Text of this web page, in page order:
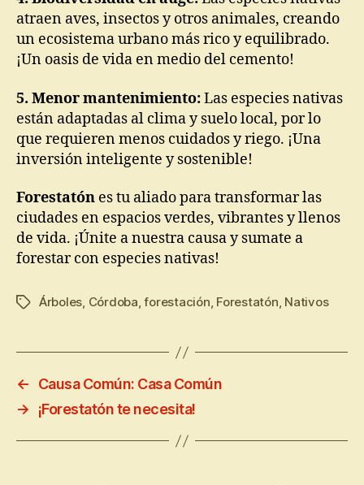
atraen aves, insectos y otros animales, creando
un ecosistema urbano más rico y equilibrado.
¡Un oasis de vida en medio del cemento!
5. Menor mantenimiento:Las especies nativas
están adaptadas al clima y suelo local, por lo
que requieren menos cuidados y riego. ¡Una
inversión inteligente y sostenible!
Forestatón es tu aliado para transformar las
ciudades en espacios verdes, vibrantes y llenos
de vida. ¡Únite a nuestra causa y sumate a
forestar con especies nativas!
Árboles, Córdoba,forestación, Forestatón, Nativos
←
Causa Común: Casa Común
→
¡Forestatón te necesita!